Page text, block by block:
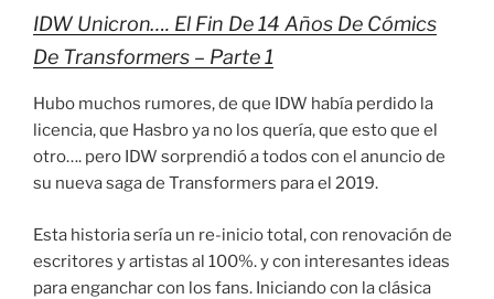
IDW Unicron…. El Fin De 14 Años De Cómics
De Transformers – Parte 1
Hubo muchos rumores, de que IDW había perdido la
licencia, que Hasbro ya no los quería, que esto que el
otro…. pero IDW sorprendió a todos con el anuncio de
su nueva saga de Transformers para el 2019.
Esta historia sería un re-inicio total, con renovación de
escritores y artistas al 100%. y con interesantes ideas
para enganchar con los fans. Iniciando con la clásica